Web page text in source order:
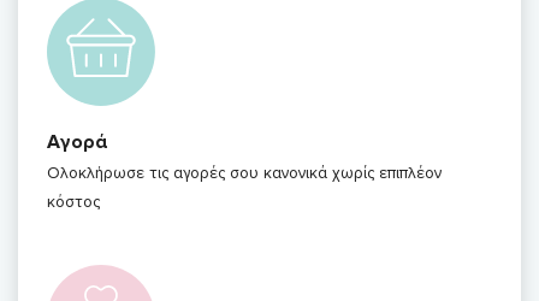
Αγορά
Ολοκλήρωσε τις αγορές σου κανονικά χωρίς επιπλέον
κόστος